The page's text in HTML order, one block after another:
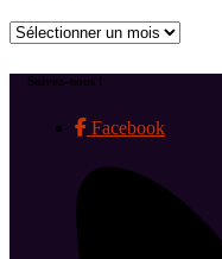
Archives
Suivez-nous !
Facebook